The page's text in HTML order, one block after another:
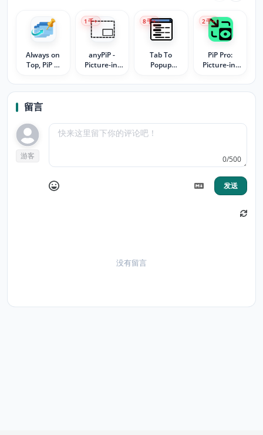
Always on
Top, PiP &
in 1) - Super
Pinned
Window
anyPiP -
Picture-in-
anything
1 千+
Tab To
Popup
8千+
PiP Pro:
Picture-in-
productivity
tools
2千+
留言
游客 0/500
发送
没有留言